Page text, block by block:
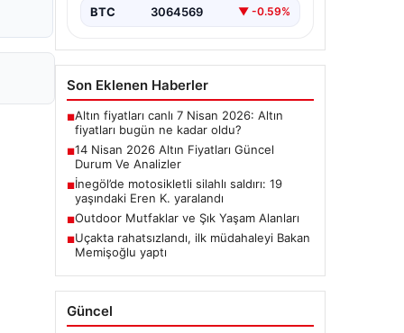
BTC 3064569 ▼ -0.59%
Son Eklenen Haberler
■Altın fiyatları canlı 7 Nisan 2026: Altın
fiyatları bugün ne kadar oldu?
■14 Nisan 2026 Altın Fiyatları Güncel
Durum Ve Analizler
■İnegöl’de motosikletli silahlı saldırı: 19
yaşındaki Eren K. yaralandı
■Outdoor Mutfaklar ve Şık Yaşam Alanları
■Uçakta rahatsızlandı, ilk müdahaleyi Bakan
Memişoğlu yaptı
Güncel